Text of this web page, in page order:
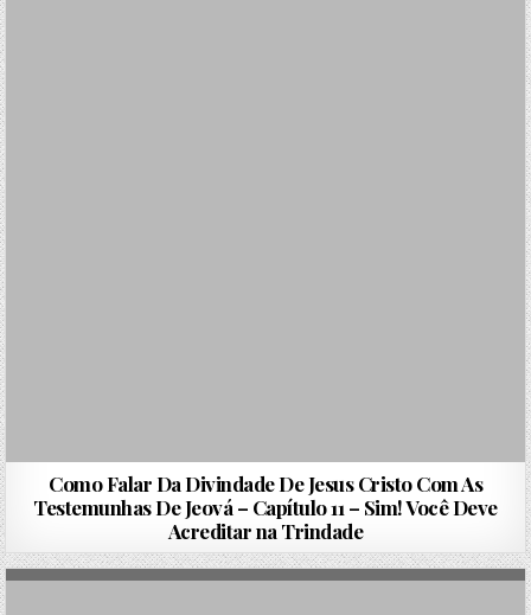
Como Falar Da Divindade De Jesus Cristo Com As
Testemunhas De Jeová – Capítulo 11 – Sim! Você Deve
Acreditar na Trindade